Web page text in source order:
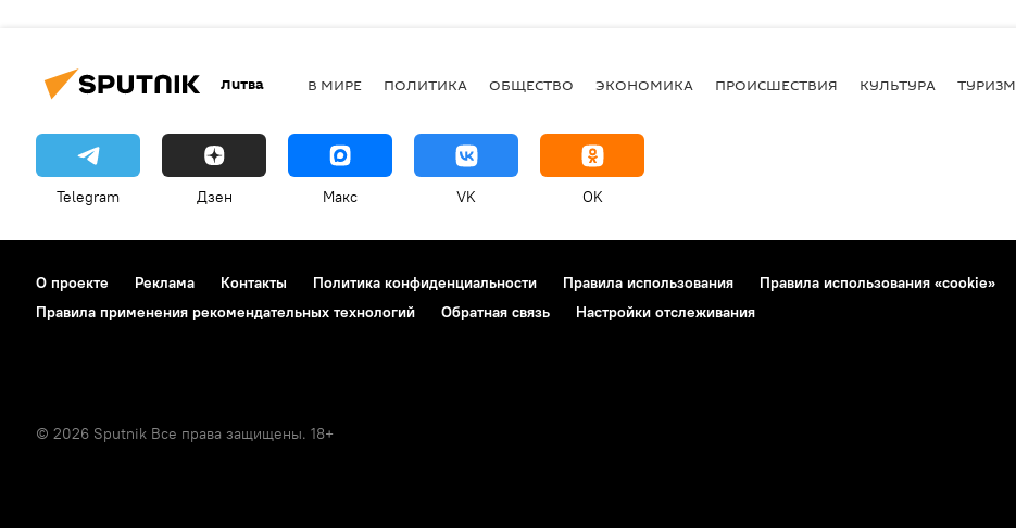
Литва В МИРЕ ПОЛИТИКА ОБЩЕСТВО ЭКОНОМИКА ПРОИСШЕСТВИЯ КУЛЬТУРА ТУРИЗМ
Telegram Дзен Макс VK OK
О проекте Реклама Контакты Политика конфиденциальности Правила использования
Правила использования «cookie»
Правила применения рекомендательных технологий
Обратная связь Настройки отслеживания
© 2026 Sputnik Все права защищены. 18+